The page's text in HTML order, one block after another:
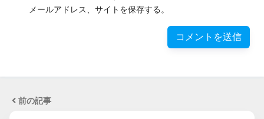
メールアドレス、サイトを保存する。
前の記事